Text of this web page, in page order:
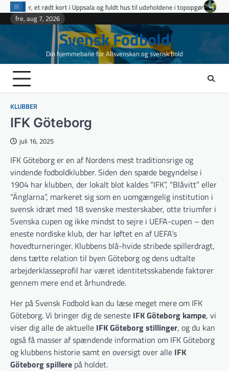
Skip
Uppsala og fuldt hus til udeholdene i topopgør
Ettan Norra runde 9:
fre, aug 7, 2026
Svensk Fodbold
Din hjemmebane for Allsvenskan og svensk bold
KLUBBER
IFK Göteborg
juli 16, 2025
IFK Göteborg er en af Nordens mest traditionsrige og
vindende fodboldklubber. Siden den spæde begyndelse i
1904 har klubben, der lokalt blot kaldes “IFK”, “Blåvitt” eller
“Änglarna”, markeret sig som en uomgængelig institution i
svensk idræt med 18 svenske mesterskaber, otte triumfer i
Svenska cupen og ikke mindst to sejre i UEFA-cupen – den
eneste nordiske klub, der har løftet en af UEFA’s
hovedturneringer. Klubbens blå-hvide stribede spillerdragt,
dens tætte relation til byen Göteborg og dens udtalte
arbejderklasseprofil har været identitetsskabende faktorer
gennem mere end et århundrede.
Her på Svensk Fodbold kan du læse meget mere om IFK
Göteborg. Vi bringer dig de seneste IFK Göteborg kampe, vi
viser dig alle de aktuelle IFK Göteborg stillinger, og du kan
også få masser af spændende information om IFK Göteborg
og klubbens historie samt en oversigt over alle IFK
Göteborg spillere på holdet.